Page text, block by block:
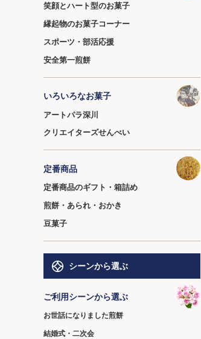
笑顔とハート型のお菓子
縁起物のお菓子コーナー
スポーツ・部活応援
安全第一煎餅
いろいろなお菓子
アートパラ深川
クリエイターズせんべい
定番商品
定番商品のギフト・箱詰め
煎餅・あられ・おかき
豆菓子
シーンから選ぶ
ご利用シーンから選ぶ
お世話になりました煎餅
結婚式・二次会